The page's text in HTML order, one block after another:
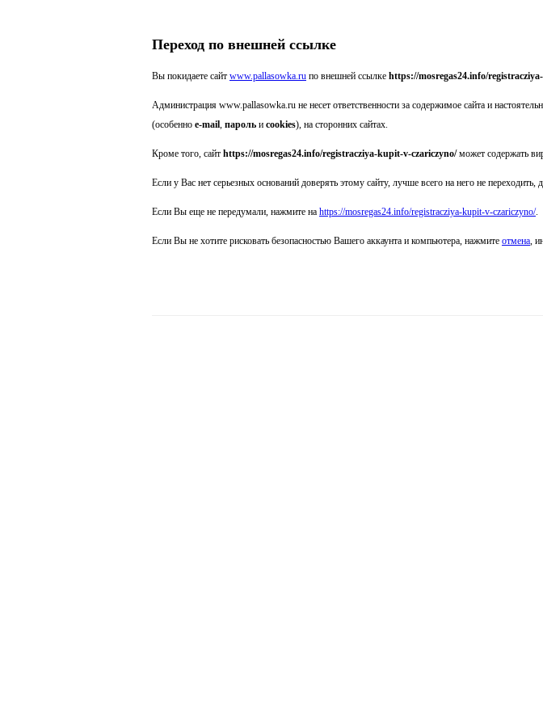
Переход по внешней ссылке
Вы покидаете сайт www.pallasowka.ru по внешней ссылке https://mosregas24.info/
Администрация www.pallasowka.ru не несет ответственности за содержимое сайта и
(особенно e-mail, пароль и cookies), на сторонних сайтах.
Кроме того, сайт https://mosregas24.info/registracziya-kupit-v-czariczyno/может содержать
Если у Вас нет серьезных оснований доверять этому сайту, лучше всего на него не
Если Вы еще не передумали, нажмите на https://mosregas24.info/registracziya-kupit-v-czariczyno/.
Если Вы не хотите рисковать безопасностью Вашего аккаунта и компьютера, нажмите отмена,